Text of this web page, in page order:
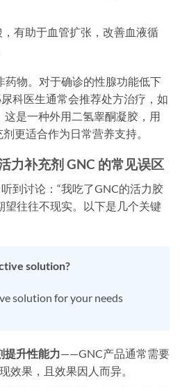
有助于血管扩张，改善血液循
药物。对于确诊的性腺功能低下
科医生通常会推荐处方治疗，如
，这是一种外用二氢睾酮凝胶，用
更适合作为日常营养支持。
力补充剂 GNC 的常见误区
到讨论：“我吃了GNC的活力胶
望往往不现实。以下是几个关键
solution?
solution for your needs
提升性能力——GNC产品通常需要
效果，且效果因人而异。